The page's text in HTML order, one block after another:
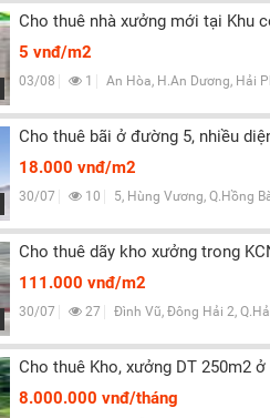
Cho thuê nhà xưởng mới tại Khu
5 vnđ/m2
03/08 1 An Hòa, H.An Dương, Hải
Cho thuê bãi ở đường 5, nhiều
18.000 vnđ/m2
30/07 10 5, Hùng Vương, Q.Hồng
Cho thuê dãy kho xưởng trong
111.000 vnđ/m2
30/07 27 Đình Vũ, Đông Hải 2,
Cho thuê Kho, xưởng DT 250m2
8.000.000 vnđ/tháng